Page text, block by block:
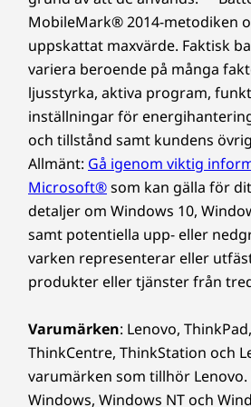
Hälsa besökarna välkomna
ThinkSmart View Plus kan
som en virtuell reception, så
kan hälsa besökare och
en kontaktlös incheckning via
är enkelt för IT-
Virtual Front Desk-läget och
kontaktinformationen så att
dirigeras direkt till olika
fungerar som virtuella
passar perfekt på företag som
göra mesta möjliga av
Nätaggregat
135 W rektangulär kontakt
Förinstallerad programvara
Microsoft Teams
ThinkSmart Manager
Tjänster som ingår
3 år Lenovo Premier Support
1 år Deployment Professional
1 år Maintenance Professional
Innehåll i förpackningen
Kamera
Högtalarpanel
135 W nätadapter
Magnetisk penna
MobileMark® 2014-metodiken
uppskattat maxvärde. Faktisk
variera beroende på många
ljusstyrka, aktiva program,
inställningar för
och tillstånd samt kundens
Allmänt: Gå igenom viktig
Microsoft®som kan gälla för
detaljer om Windows 10,
samt potentiella upp- eller
varken representerar eller
produkter eller tjänster från
Varumärken: Lenovo,
ThinkCentre, ThinkStation och
varumärken som tillhör
Windows, Windows NT och